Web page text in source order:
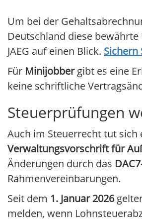
Um bei der
Deutschland diese
JAEG auf einen Blick. Sichern
Für Minijobbergibt es eine
keine schriftliche
Steuerprüfungen
Auch im Steuerrecht tut sich
Verwaltungsvorschrift für
Änderungen durch das
Rahmenvereinbarungen.
Seit dem 1. Januar 2026
melden, wenn